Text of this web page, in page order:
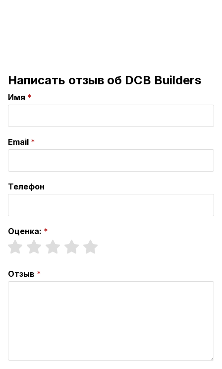
Написать отзыв об DCB Builders
Имя
Email
Телефон
Оценка:
Отзыв